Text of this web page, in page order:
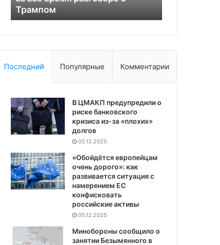
постановочными
Последний Популярные Комментарии
В ЦМАКП предупредили о
риске банковского
кризиса из-за «плохих»
долгов
05.12.2025
«Обойдётся европейцам
очень дорого»: как
развивается ситуация с
намерением ЕС
конфисковать
российские активы
05.12.2025
Минобороны сообщило о
занятии Безымянного в